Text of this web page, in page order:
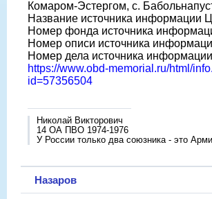
Комаром-Эстергом, с.
Название источника информации
Номер фонда источника
Номер описи источника
Номер дела источника
https://www.obd-memorial.ru/html/
id=57356504
Николай Викторович
14 ОА ПВО 1974-1976
У России только два союзника - это
Назаров